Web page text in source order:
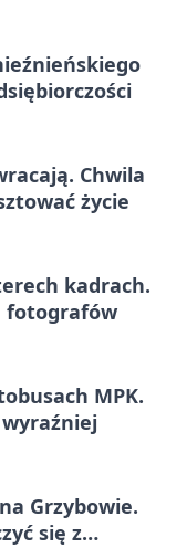
Chwila
życie
kadrach.
fotografów
MPK.
wyraźniej
Grzybowie.
się z